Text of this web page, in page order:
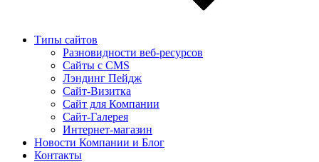
Типы сайтов
Разновидности веб-ресурсов
Сайты с CMS
Лэндинг Пейдж
Сайт-Визитка
Сайт для Компании
Сайт-Галерея
Интернет-магазин
Новости Компании и Блог
Контакты